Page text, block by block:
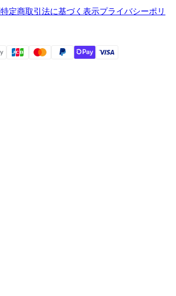
特定商取引法に基づく表示プライバシーポリ